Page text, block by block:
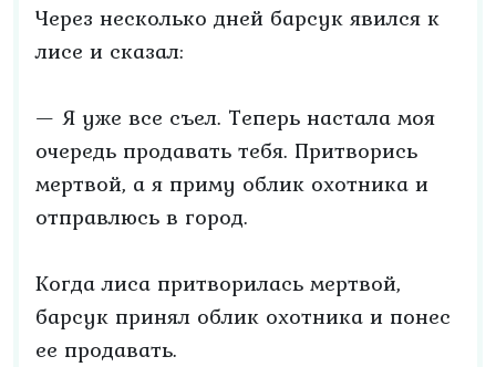
Через несколько дней барсук явился к
лисе и сказал:
— Я уже все съел. Теперь настала моя
очередь продавать тебя. Притворись
мертвой, а я приму облик охотника и
отправлюсь в город.
Когда лиса притворилась мертвой,
барсук принял облик охотника и понес
ее продавать.